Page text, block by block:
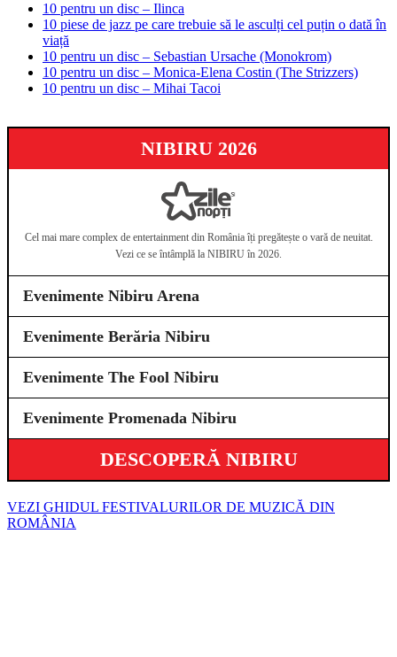
10 pentru un disc – Ilinca
10 piese de jazz pe care trebuie să le asculți cel puțin o dată în
viață
10 pentru un disc – Sebastian Ursache (Monokrom)
10 pentru un disc – Monica-Elena Costin (The Strizzers)
10 pentru un disc – Mihai Tacoi
NIBIRU 2026
Cel mai mare complex de entertainment din România îți pregătește o vară de neuitat.
Vezi ce se întâmplă la NIBIRU în 2026.
Evenimente Nibiru Arena
Evenimente Berăria Nibiru
Evenimente The Fool Nibiru
Evenimente Promenada Nibiru
DESCOPERĂ NIBIRU
VEZI GHIDUL FESTIVALURILOR DE MUZICĂ DIN
ROMÂNIA